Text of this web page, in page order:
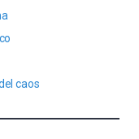
caos